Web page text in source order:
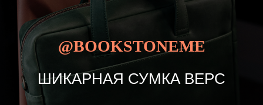
@BOOKSTONEME
ШИКАРНАЯ СУМКА ВЕРС